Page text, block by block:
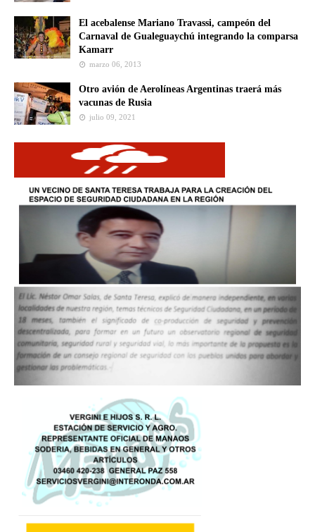
El acebalense Mariano Travassi, campeón del
Carnaval de Gualeguaychú integrando la comparsa
Kamarr
marzo 06, 2013
Otro avión de Aerolíneas Argentinas traerá más
vacunas de Rusia
julio 09, 2021